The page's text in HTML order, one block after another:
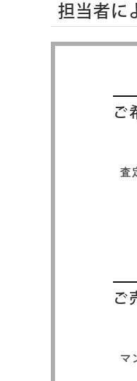
担当者に
ご
査
ご
マ